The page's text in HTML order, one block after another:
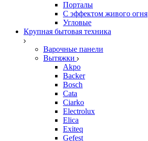
Порталы
С эффектом живого огня
Угловые
Крупная бытовая техника
Варочные панели
Вытяжки
Akpo
Backer
Bosch
Cata
Ciarko
Electrolux
Elica
Exiteq
Gefest